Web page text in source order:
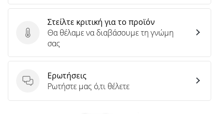
Στείλτε κριτική για το προϊόν
Στείλτε κριτική για το προϊόν
Θα θέλαμε να διαβάσουμε τη γνώμη
σας
Ερωτήσεις
Ερωτήσεις
Ρωτήστε μας ό,τι θέλετε